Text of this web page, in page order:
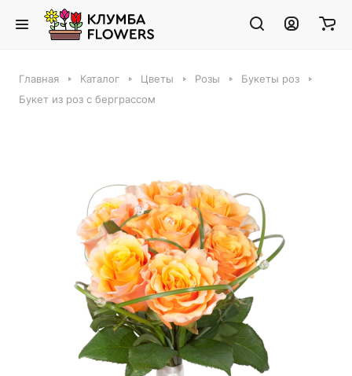
Главная Каталог Цветы Розы
Букеты роз
Букет из роз с берграссом